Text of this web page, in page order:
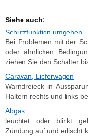
Siehe auch:
Schutzfunktion umgehen
Bei Problemen mit der
oder ähnlichen
ziehen Sie den Schalter
Caravan, Lieferwagen
Warndreieck in
Haltern rechts und links
Abgas
leuchtet oder blinkt
Zündung auf und erlischt